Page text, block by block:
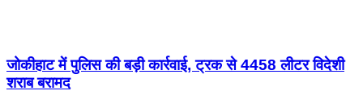
जोकीहाट में पुलिस की बड़ी कार्रवाई, ट्रक से 4458 लीटर विदेशी
शराब बरामद